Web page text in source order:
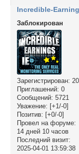
Incredible-
Заблокирован
Зарегистрирован:
Приглашений: 0
Сообщений: 5721
Уважение: [+1/-0]
Позитив: [+0/-0]
Провел на форуме:
14 дней 10 часов
Последний визит:
2025-04-01 13:59:38